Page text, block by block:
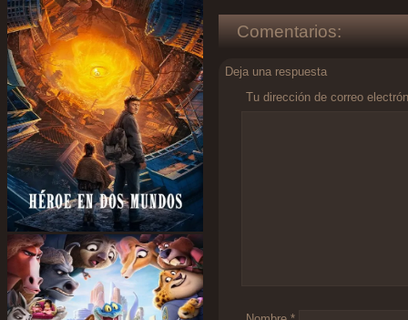
Comentarios:
Deja una respuesta
Tu dirección de correo